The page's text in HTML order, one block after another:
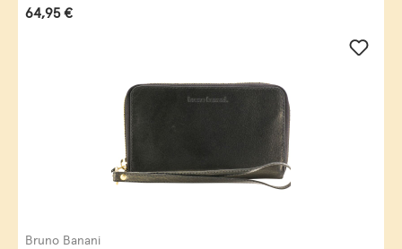
Regulärer Preis:
64,95 €
Bruno Banani